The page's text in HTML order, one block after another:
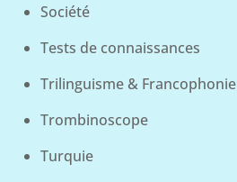
Société
Tests de connaissances
Trilinguisme & Francophonie
Trombinoscope
Turquie